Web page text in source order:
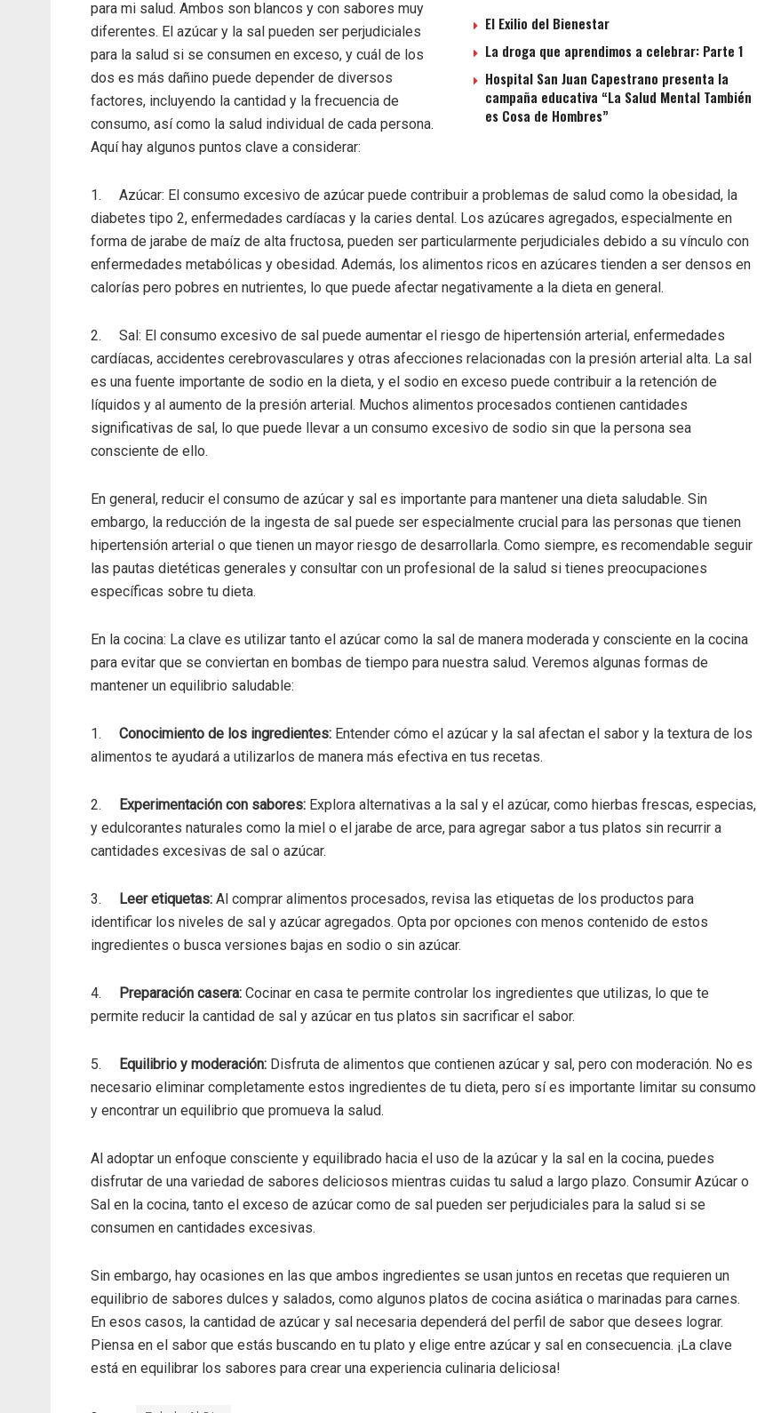
El Exilio del Bienestar
La droga que aprendimos a celebrar: Parte 1
Hospital San Juan Capestrano presenta la
campaña educativa “La Salud Mental También
es Cosa de Hombres”
para mi salud. Ambos son blancos y con sabores muy
diferentes. El azúcar y la sal pueden ser perjudiciales
para la salud si se consumen en exceso, y cuál de los
dos es más dañino puede depender de diversos
factores, incluyendo la cantidad y la frecuencia de
consumo, así como la salud individual de cada persona.
Aquí hay algunos puntos clave a considerar:
1. Azúcar: El consumo excesivo de azúcar puede contribuir a problemas de salud como la obesidad, la
diabetes tipo 2, enfermedades cardíacas y la caries dental. Los azúcares agregados, especialmente en
forma de jarabe de maíz de alta fructosa, pueden ser particularmente perjudiciales debido a su vínculo con
enfermedades metabólicas y obesidad. Además, los alimentos ricos en azúcares tienden a ser densos en
calorías pero pobres en nutrientes, lo que puede afectar negativamente a la dieta en general.
2. Sal: El consumo excesivo de sal puede aumentar el riesgo de hipertensión arterial, enfermedades
cardíacas, accidentes cerebrovasculares y otras afecciones relacionadas con la presión arterial alta. La sal
es una fuente importante de sodio en la dieta, y el sodio en exceso puede contribuir a la retención de
líquidos y al aumento de la presión arterial. Muchos alimentos procesados contienen cantidades
significativas de sal, lo que puede llevar a un consumo excesivo de sodio sin que la persona sea
consciente de ello.
En general, reducir el consumo de azúcar y sal es importante para mantener una dieta saludable. Sin
embargo, la reducción de la ingesta de sal puede ser especialmente crucial para las personas que tienen
hipertensión arterial o que tienen un mayor riesgo de desarrollarla. Como siempre, es recomendable seguir
las pautas dietéticas generales y consultar con un profesional de la salud si tienes preocupaciones
específicas sobre tu dieta.
En la cocina: La clave es utilizar tanto el azúcar como la sal de manera moderada y consciente en la cocina
para evitar que se conviertan en bombas de tiempo para nuestra salud. Veremos algunas formas de
mantener un equilibrio saludable:
1. Conocimiento de los ingredientes: Entender cómo el azúcar y la sal afectan el sabor y la textura de los
alimentos te ayudará a utilizarlos de manera más efectiva en tus recetas.
2. Experimentación con sabores: Explora alternativas a la sal y el azúcar, como hierbas frescas, especias,
y edulcorantes naturales como la miel o el jarabe de arce, para agregar sabor a tus platos sin recurrir a
cantidades excesivas de sal o azúcar.
3. Leer etiquetas: Al comprar alimentos procesados, revisa las etiquetas de los productos para
identificar los niveles de sal y azúcar agregados. Opta por opciones con menos contenido de estos
ingredientes o busca versiones bajas en sodio o sin azúcar.
4. Preparación casera: Cocinar en casa te permite controlar los ingredientes que utilizas, lo que te
permite reducir la cantidad de sal y azúcar en tus platos sin sacrificar el sabor.
5. Equilibrio y moderación: Disfruta de alimentos que contienen azúcar y sal, pero con moderación. No es
necesario eliminar completamente estos ingredientes de tu dieta, pero sí es importante limitar su consumo
y encontrar un equilibrio que promueva la salud.
Al adoptar un enfoque consciente y equilibrado hacia el uso de la azúcar y la sal en la cocina, puedes
disfrutar de una variedad de sabores deliciosos mientras cuidas tu salud a largo plazo. Consumir Azúcar o
Sal en la cocina, tanto el exceso de azúcar como de sal pueden ser perjudiciales para la salud si se
consumen en cantidades excesivas.
Sin embargo, hay ocasiones en las que ambos ingredientes se usan juntos en recetas que requieren un
equilibrio de sabores dulces y salados, como algunos platos de cocina asiática o marinadas para carnes.
En esos casos, la cantidad de azúcar y sal necesaria dependerá del perfil de sabor que desees lograr.
Piensa en el sabor que estás buscando en tu plato y elige entre azúcar y sal en consecuencia. ¡La clave
está en equilibrar los sabores para crear una experiencia culinaria deliciosa!